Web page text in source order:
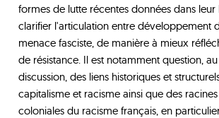
formes de lutte récentes données dans
clarifier l'articulation entre développement
menace fasciste, de manière à mieux
de résistance. Il est notamment question,
discussion, des liens historiques et
capitalisme et racisme ainsi que des
coloniales du racisme français, en